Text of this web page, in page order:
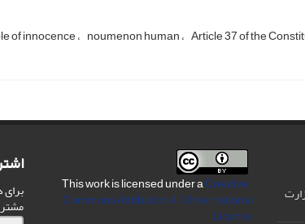
of innocence noumenon human Article 37 of the
Creative
Commons Attribution 4.0 International
License